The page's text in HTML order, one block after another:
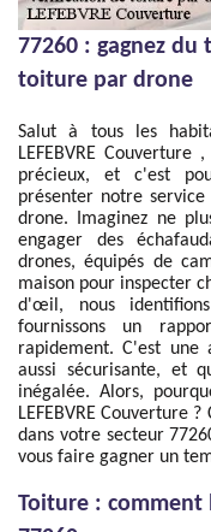
77260 : gagnez du
toiture par drone
Salut à tous les
LEFEBVRE
précieux, et c'est
présenter notre
drone. Imaginez ne
engager des
drones, équipés de
maison pour inspecter
d'œil, nous
fournissons un
rapidement. C'est une
aussi sécurisante, et
inégalée. Alors,
LEFEBVRE Couverture
dans votre secteur
vous faire gagner un
Toiture :